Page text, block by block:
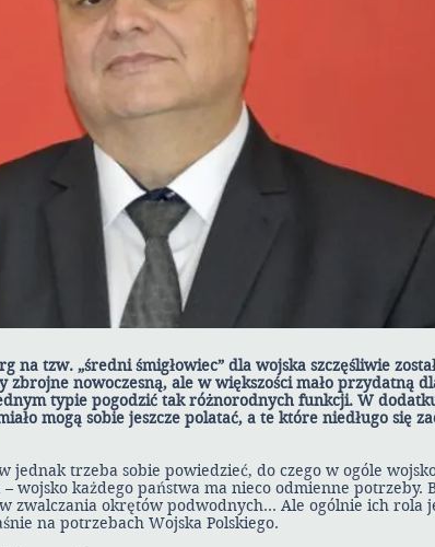
na tzw. „średni śmigłowiec” dla wojska szczęśliwie
zbrojne nowoczesną, ale w większości mało przydatną
typie pogodzić tak różnorodnych funkcji. W
mogą sobie jeszcze polatać, a te które niedługo się
jednak trzeba sobie powiedzieć, do czego w ogóle
wojsko każdego państwa ma nieco odmienne potrzeby.
zwalczania okrętów podwodnych… Ale ogólnie ich rola
na potrzebach Wojska Polskiego.